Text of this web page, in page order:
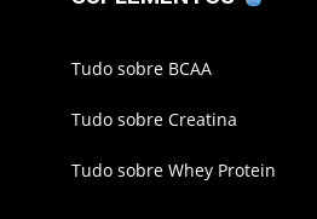
Tudo sobre BCAA
Tudo sobre Creatina
Tudo sobre Whey Protein